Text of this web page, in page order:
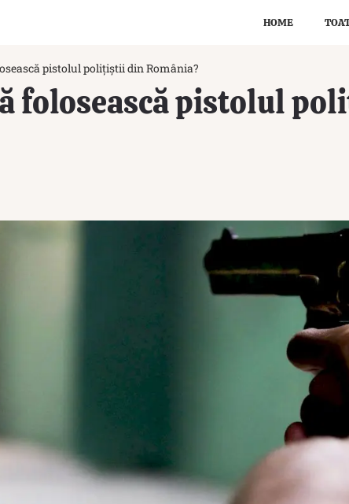
HOME
pistolul polițiștii din România?
folosească pistolul